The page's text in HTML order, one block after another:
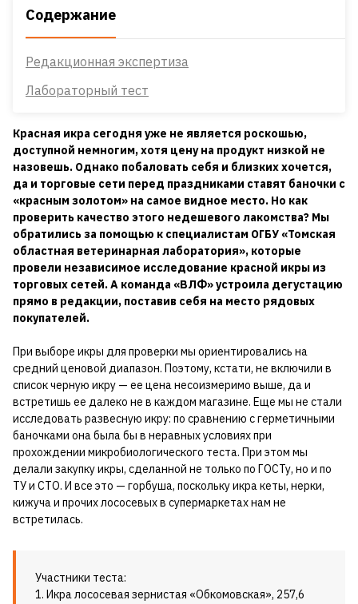
Содержание
Редакционная экспертиза
Лабораторный тест
Красная икра сегодня уже не является роскошью,
доступной немногим, хотя цену на продукт низкой не
назовешь. Однако побаловать себя и близких хочется,
да и торговые сети перед праздниками ставят баночки с
«красным золотом» на самое видное место. Но как
проверить качество этого недешевого лакомства? Мы
обратились за помощью к специалистам ОГБУ «Томская
областная ветеринарная лаборатория», которые
провели независимое исследование красной икры из
торговых сетей. А команда «ВЛФ» устроила дегустацию
прямо в редакции, поставив себя на место рядовых
покупателей.
При выборе икры для проверки мы ориентировались на
средний ценовой диапазон. Поэтому, кстати, не включили в
список черную икру — ее цена несоизмеримо выше, да и
встретишь ее далеко не в каждом магазине. Еще мы не стали
исследовать развесную икру: по сравнению с герметичными
баночками она была бы в неравных условиях при
прохождении микробиологического теста. При этом мы
делали закупку икры, сделанной не только по ГОСТу, но и по
ТУ и СТО. И все это — горбуша, поскольку икра кеты, нерки,
кижуча и прочих лососевых в супермаркетах нам не
встретилась.
Участники теста:
1. Икра лососевая зернистая «Обкомовская», 257,6